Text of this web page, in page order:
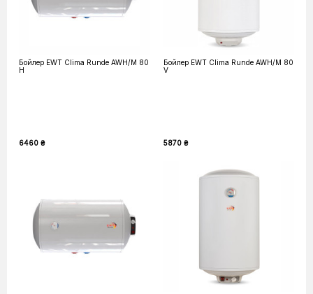
Бойлер EWT Clima Runde AWH/M 80
H
6460 ₴
Бойлер EWT Clima Runde AWH/M 80
V
5870 ₴